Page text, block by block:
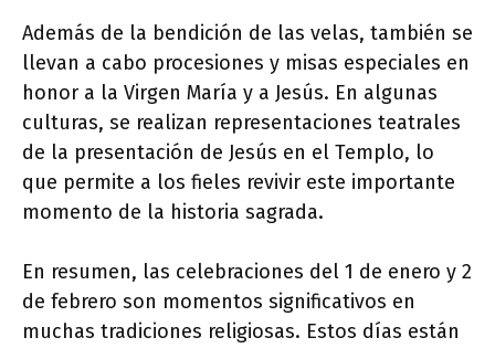
Además de la bendición de las velas, también se
llevan a cabo procesiones y misas especiales en
honor a la Virgen María y a Jesús. En algunas
culturas, se realizan representaciones teatrales
de la presentación de Jesús en el Templo, lo
que permite a los fieles revivir este importante
momento de la historia sagrada.
En resumen, las celebraciones del 1 de enero y 2
de febrero son momentos significativos en
muchas tradiciones religiosas. Estos días están